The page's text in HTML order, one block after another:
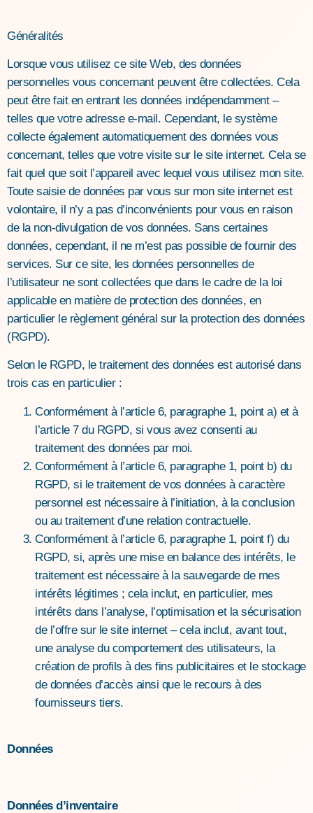
Généralités
Lorsque vous utilisez ce site Web, des données
personnelles vous concernant peuvent être collectées. Cela
peut être fait en entrant les données indépendamment –
telles que votre adresse e-mail. Cependant, le système
collecte également automatiquement des données vous
concernant, telles que votre visite sur le site internet. Cela se
fait quel que soit l’appareil avec lequel vous utilisez mon site.
Toute saisie de données par vous sur mon site internet est
volontaire, il n’y a pas d’inconvénients pour vous en raison
de la non-divulgation de vos données. Sans certaines
données, cependant, il ne m’est pas possible de fournir des
services. Sur ce site, les données personnelles de
l’utilisateur ne sont collectées que dans le cadre de la loi
applicable en matière de protection des données, en
particulier le règlement général sur la protection des données
(RGPD).
Selon le RGPD, le traitement des données est autorisé dans
trois cas en particulier :
Conformément à l’article 6, paragraphe 1, point a) et à
l’article 7 du RGPD, si vous avez consenti au
traitement des données par moi.
Conformément à l’article 6, paragraphe 1, point b) du
RGPD, si le traitement de vos données à caractère
personnel est nécessaire à l’initiation, à la conclusion
ou au traitement d’une relation contractuelle.
Conformément à l’article 6, paragraphe 1, point f) du
RGPD, si, après une mise en balance des intérêts, le
traitement est nécessaire à la sauvegarde de mes
intérêts légitimes ; cela inclut, en particulier, mes
intérêts dans l’analyse, l’optimisation et la sécurisation
de l’offre sur le site internet – cela inclut, avant tout,
une analyse du comportement des utilisateurs, la
création de profils à des fins publicitaires et le stockage
de données d’accès ainsi que le recours à des
fournisseurs tiers.
Données
Données d’inventaire